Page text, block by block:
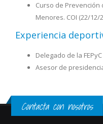
Curso de Prevención
Menores. COI (22/12/
Experiencia
Delegado de la
Asesor de
Contacta con nosotros